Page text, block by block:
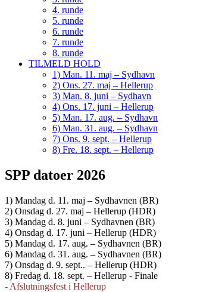
4. runde
5. runde
6. runde
7. runde
8. runde
TILMELD HOLD
1) Man. 11. maj – Sydhavn
2) Ons. 27. maj – Hellerup
3) Man. 8. juni – Sydhavn
4) Ons. 17. juni – Hellerup
5) Man. 17. aug. – Sydhavn
6) Man. 31. aug. – Sydhavn
7) Ons. 9. sept. – Hellerup
8) Fre. 18. sept. – Hellerup
SPP datoer 2026
1) Mandag d. 11. maj – Sydhavnen (BR)
2) Onsdag d. 27. maj – Hellerup (HDR)
3) Mandag d. 8. juni – Sydhavnen (BR)
4) Onsdag d. 17. juni – Hellerup (HDR)
5) Mandag d. 17. aug. – Sydhavnen (BR)
6) Mandag d. 31. aug. – Sydhavnen (BR)
7) Onsdag d. 9. sept.. – Hellerup (HDR)
8) Fredag d. 18. sept. – Hellerup - Finale
- Afslutningsfest i Hellerup